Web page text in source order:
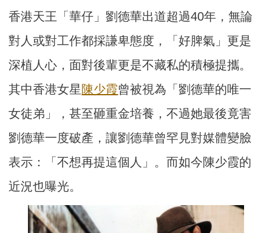
香港天王「華仔」劉德華出道超過40年，無論
對人或對工作都採謙卑態度，「好脾氣」更是
深植人心，面對後輩更是不藏私的積極提攜。
其中香港女星陳少霞曾被視為「劉德華的唯一
女徒弟」，甚至砸重金培養，不過她最後竟害
劉德華一度破產，讓劉德華曾罕見對媒體變臉
表示：「不想再提這個人」。而如今陳少霞的
近況也曝光。